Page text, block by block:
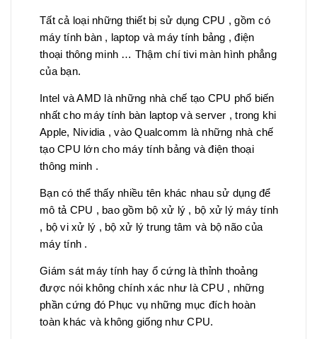
Tất cả loại những thiết bị sử dụng CPU , gồm có
máy tính bàn , laptop và máy tính bảng , điện
thoại thông minh … Thậm chí tivi màn hình phẳng
của bạn.
Intel và AMD là những nhà chế tạo CPU phổ biến
nhất cho máy tính bàn laptop và server , trong khi
Apple, Nividia , vào Qualcomm là những nhà chế
tạo CPU lớn cho máy tính bảng và điện thoại
thông minh .
Bạn có thể thấy nhiều tên khác nhau sử dụng để
mô tả CPU , bao gồm bộ xử lý , bộ xử lý máy tính
, bộ vi xử lý , bộ xử lý trung tâm và bộ não của
máy tính .
Giám sát máy tính hay ổ cứng là thỉnh thoảng
được nói không chính xác như là CPU , những
phần cứng đó Phục vụ những mục đích hoàn
toàn khác và không giống như CPU.